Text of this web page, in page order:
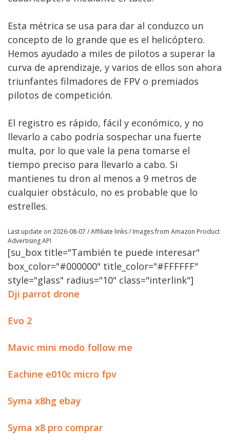
Esta métrica se usa para dar al conduzco un
concepto de lo grande que es el helicóptero.
Hemos ayudado a miles de pilotos a superar la
curva de aprendizaje, y varios de ellos son ahora
triunfantes filmadores de FPV o premiados
pilotos de competición.
El registro es rápido, fácil y económico, y no
llevarlo a cabo podría sospechar una fuerte
multa, por lo que vale la pena tomarse el
tiempo preciso para llevarlo a cabo. Si
mantienes tu dron al menos a 9 metros de
cualquier obstáculo, no es probable que lo
estrelles.
Last update on 2026-08-07 / Affiliate links / Images from Amazon Product
Advertising API
[su_box title="También te puede interesar"
box_color="#000000" title_color="#FFFFFF"
style="glass" radius="10" class="interlink"]
Dji parrot drone
Evo 2
Mavic mini modo follow me
Eachine e010c micro fpv
Syma x8hg ebay
Syma x8 pro comprar